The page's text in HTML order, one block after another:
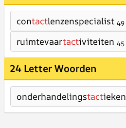
contactlenzenspecialist 49
ruimtevaartactiviteiten 45
24 Letter Woorden
onderhandelingstactieken